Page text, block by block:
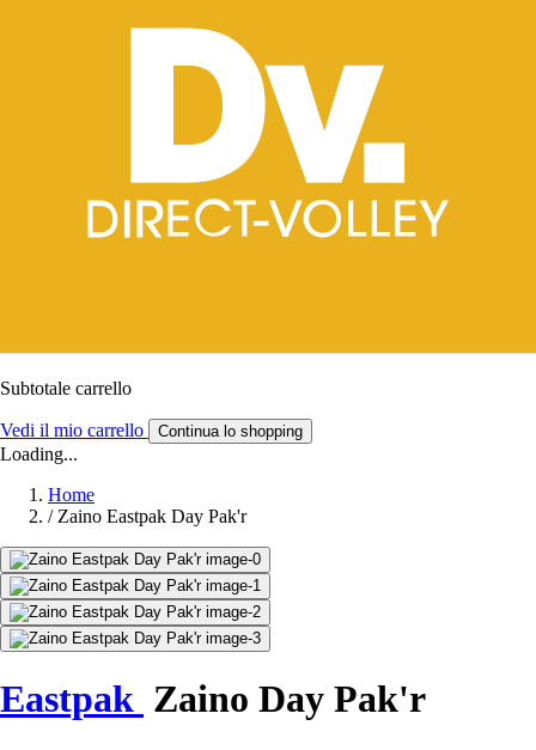
Subtotale carrello
Vedi il mio carrello Continua lo shopping
Loading...
Home
/ Zaino Eastpak Day Pak'r
Eastpak Zaino Day Pak'r